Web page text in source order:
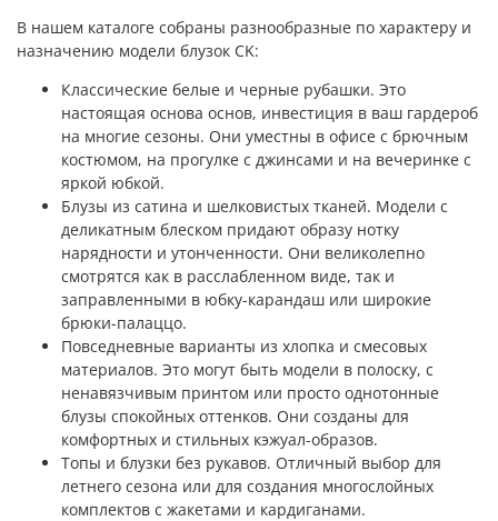
В нашем каталоге собраны разнообразные по характеру и
назначению модели блузок CK:
Классические белые и черные рубашки. Это
настоящая основа основ, инвестиция в ваш гардероб
на многие сезоны. Они уместны в офисе с брючным
костюмом, на прогулке с джинсами и на вечеринке с
яркой юбкой.
Блузы из сатина и шелковистых тканей. Модели с
деликатным блеском придают образу нотку
нарядности и утонченности. Они великолепно
смотрятся как в расслабленном виде, так и
заправленными в юбку-карандаш или широкие
брюки-палаццо.
Повседневные варианты из хлопка и смесовых
материалов. Это могут быть модели в полоску, с
ненавязчивым принтом или просто однотонные
блузы спокойных оттенков. Они созданы для
комфортных и стильных кэжуал-образов.
Топы и блузки без рукавов. Отличный выбор для
летнего сезона или для создания многослойных
комплектов с жакетами и кардиганами.